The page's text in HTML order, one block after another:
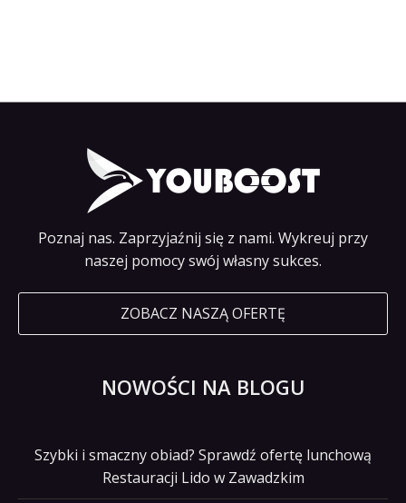
Poznaj nas. Zaprzyjaźnij się z nami. Wykreuj przy
naszej pomocy swój własny sukces.
ZOBACZ NASZĄ OFERTĘ
NOWOŚCI NA BLOGU
Szybki i smaczny obiad? Sprawdź ofertę lunchową
Restauracji Lido w Zawadzkim